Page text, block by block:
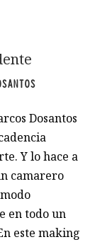
Dosantos
Y lo hace a
camarero
en todo un
este making